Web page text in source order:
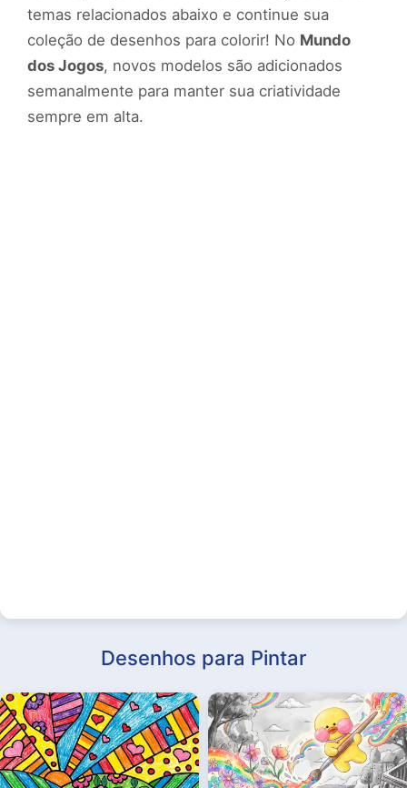
temas relacionados abaixo e continue sua
coleção de desenhos para colorir! No Mundo
dos Jogos, novos modelos são adicionados
semanalmente para manter sua criatividade
sempre em alta.
Desenhos para Pintar